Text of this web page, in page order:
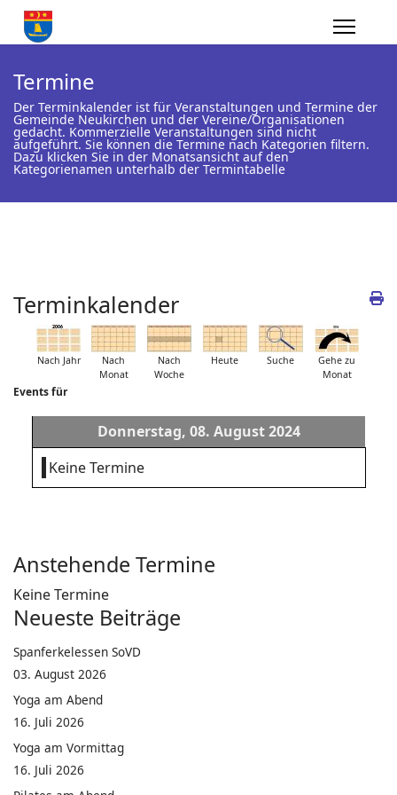
Termine
Der Terminkalender ist für Veranstaltungen und Termine der
Gemeinde Neukirchen und der Vereine/Organisationen
gedacht. Kommerzielle Veranstaltungen sind nicht
aufgeführt. Sie können die Termine nach Kategorien filtern.
Dazu klicken Sie in der Monatsansicht auf den
Kategorienamen unterhalb der Termintabelle
Terminkalender
Nach Jahr
Nach
Monat
Nach
Woche
Heute Suche
Gehe zu
Monat
Events für
Donnerstag, 08. August 2024
Keine Termine
Anstehende Termine
Keine Termine
Neueste Beiträge
Spanferkelessen SoVD
03. August 2026
Yoga am Abend
16. Juli 2026
Yoga am Vormittag
16. Juli 2026